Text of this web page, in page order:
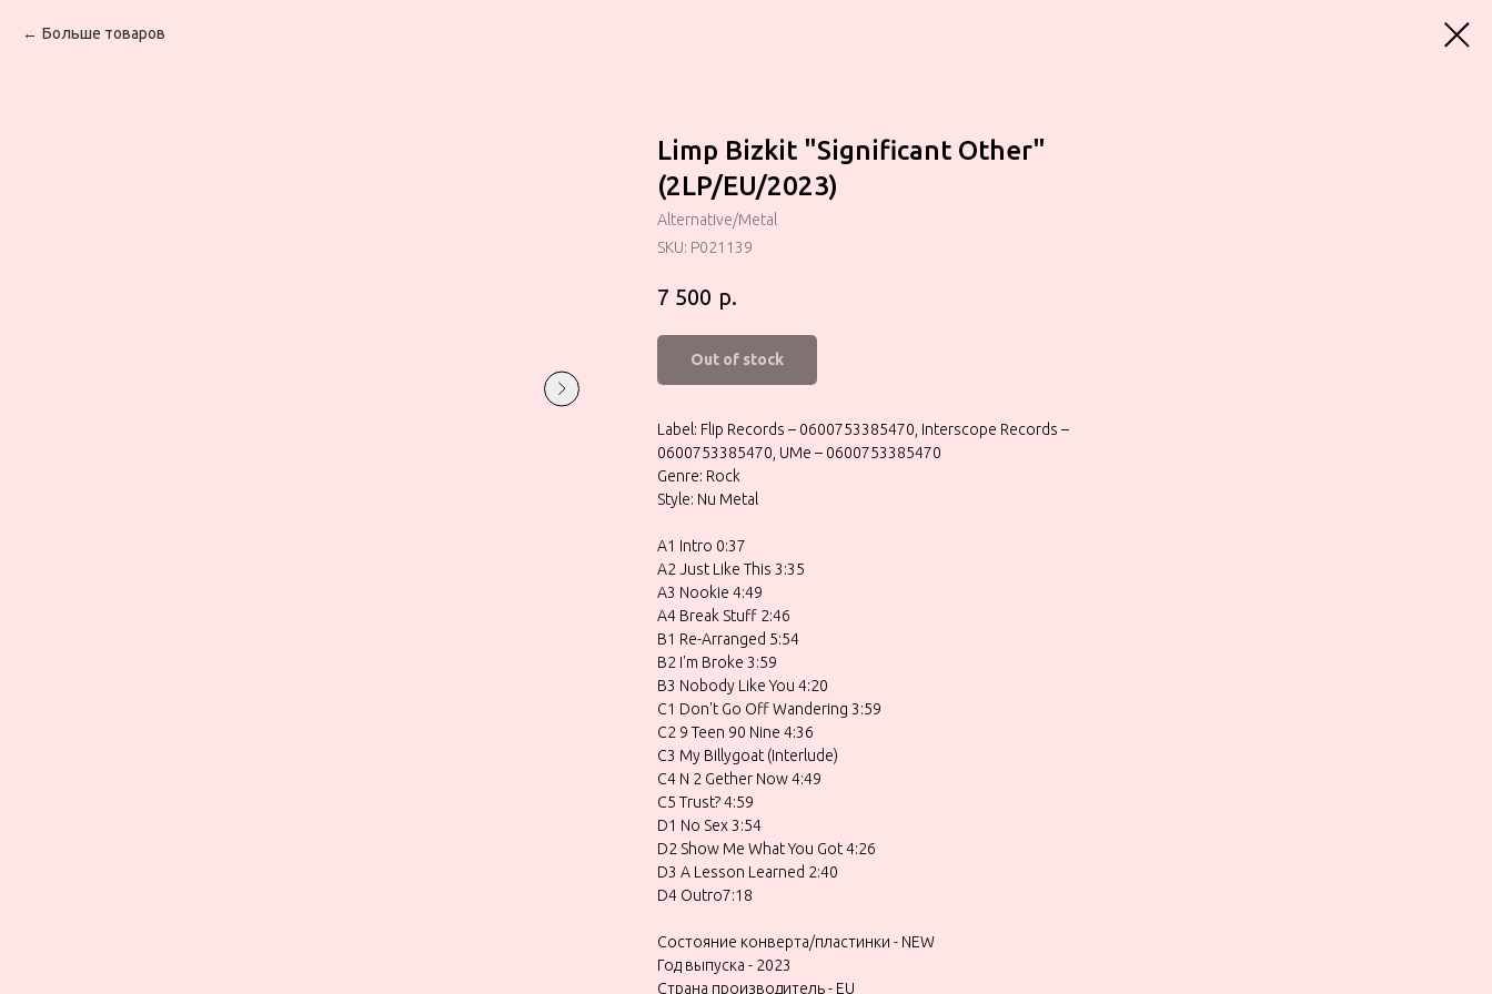
Больше товаров
Limp Bizkit ‎"Significant Other"
(2LP/EU/2023)
Alternative/Metal
SKU: P021139
7 500 р.
Out of stock
Label: Flip Records – 0600753385470, Interscope Records –
0600753385470, UMe – 0600753385470
Genre: Rock
Style: Nu Metal
A1 Intro 0:37
A2 Just Like This 3:35
A3 Nookie 4:49
A4 Break Stuff 2:46
B1 Re-Arranged 5:54
B2 I'm Broke 3:59
B3 Nobody Like You 4:20
C1 Don't Go Off Wandering 3:59
C2 9 Teen 90 Nine 4:36
C3 My Billygoat (Interlude)
C4 N 2 Gether Now 4:49
C5 Trust? 4:59
D1 No Sex 3:54
D2 Show Me What You Got 4:26
D3 A Lesson Learned 2:40
D4 Outro7:18
Состояние конверта/пластинки - NEW
Год выпуска - 2023
Страна производитель - EU